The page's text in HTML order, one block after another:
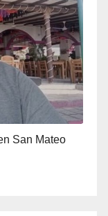
San Mateo